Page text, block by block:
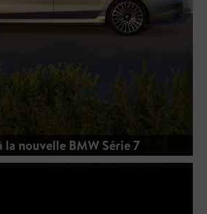
la nouvelle BMW Série 7